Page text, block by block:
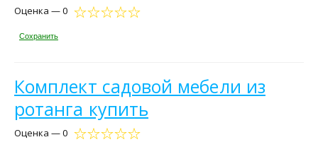
Оценка — 0
Сохранить
Комплект садовой мебели из
ротанга купить
Оценка — 0